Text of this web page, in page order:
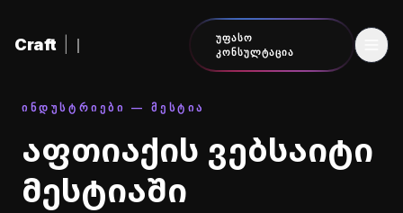
Craft
ᲣᲤᲐᲡᲝ
ᲙᲝᲜᲡᲣᲚᲢᲐᲪᲘᲐ
ᲘᲜᲓᲣᲡᲢᲠᲘᲔᲑᲘ — ᲛᲔᲡᲢᲘᲐ
აფთიაქის ვებსაიტი
მესტიაში